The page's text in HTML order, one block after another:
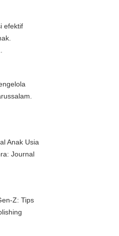
efektif
Anak Usia
Journal
Z: Tips